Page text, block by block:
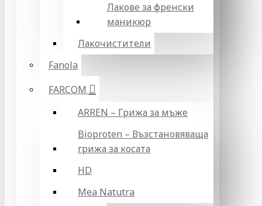
Лакове за френски
маникюр
Лакочистители
Fanola
FARCOM
ARREN – Грижа за мъже
Bioproten – Възстановяваща
грижа за косата
HD
Mea Natutra